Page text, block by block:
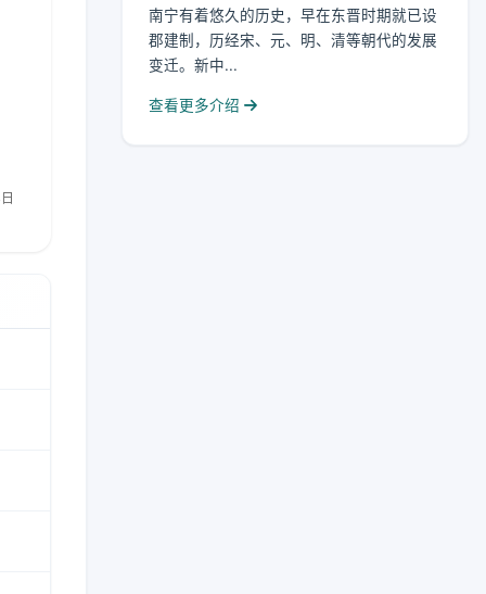
南宁有着悠久的历史，早在东晋时期就已设
郡建制，历经宋、元、明、清等朝代的发展
变迁。新中...
查看更多介绍